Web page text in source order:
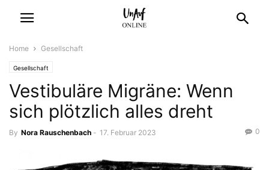
Home Gesellschaft
Gesellschaft
Vestibuläre Migräne: Wenn
sich plötzlich alles dreht
By Nora Rauschenbach - 17. Februar 2023 0